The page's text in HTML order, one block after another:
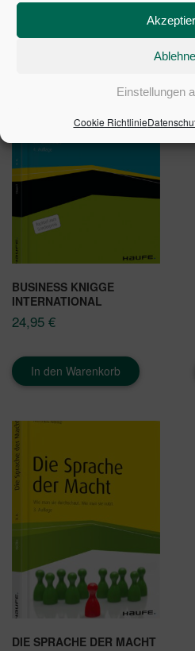
Einstellungen
Cookie Richtlinie
ÄHNLICHE
BUSINESS KNIGGE
INTERNATIONAL
24,95 €
In den Warenkorb
DIE SPRACHE DER MACHT